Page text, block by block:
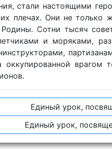
стали настоящими
плечах. Они не только
Сотни тысяч
и моряками,
оккупированной
Единый урок,
Единый урок,